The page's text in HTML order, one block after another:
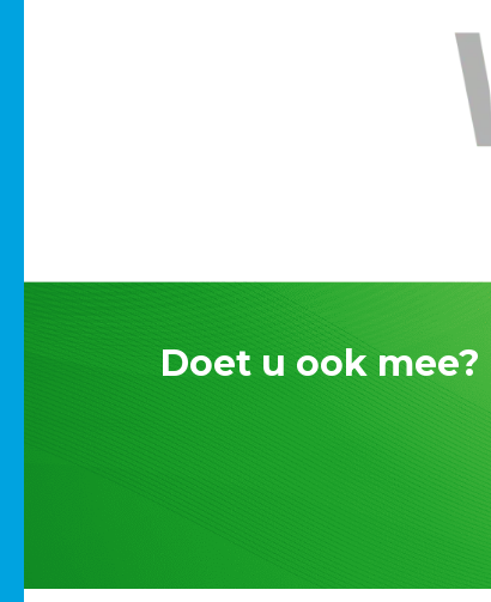
Doet u ook mee?